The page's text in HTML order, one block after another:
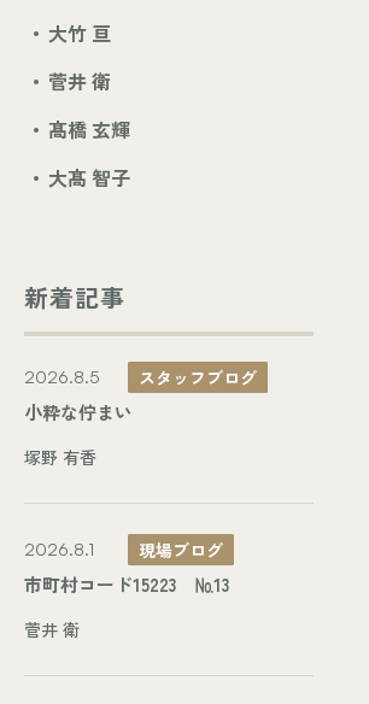
大竹 亘
菅井 衛
髙橋 玄輝
大髙 智子
新着記事
2026.8.5 スタッフブログ
小粋な佇まい
塚野 有香
2026.8.1 現場ブログ
市町村コード15223 №13
菅井 衛